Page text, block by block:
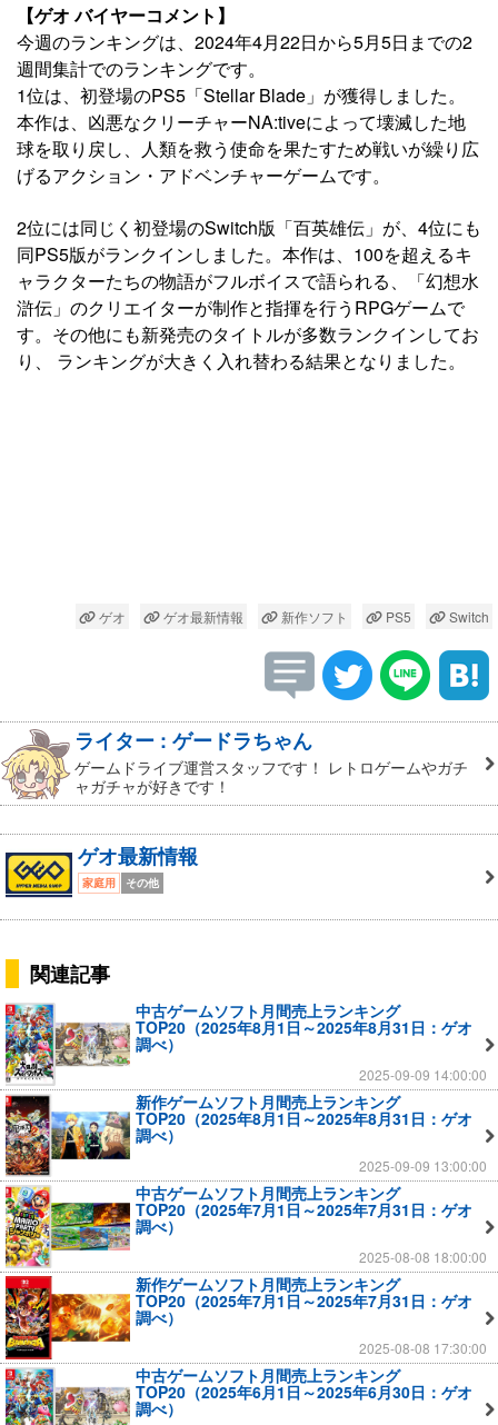
【ゲオ バイヤーコメント】
今週のランキングは、2024年4月22日から5月5日までの2
週間集計でのランキングです。
1位は、初登場のPS5「Stellar Blade」が獲得しました。
本作は、凶悪なクリーチャーNA:tiveによって壊滅した地
球を取り戻し、人類を救う使命を果たすため戦いが繰り広
げるアクション・アドベンチャーゲームです。
2位には同じく初登場のSwitch版「百英雄伝」が、4位にも
同PS5版がランクインしました。本作は、100を超えるキ
ャラクターたちの物語がフルボイスで語られる、「幻想水
滸伝」のクリエイターが制作と指揮を行うRPGゲームで
す。その他にも新発売のタイトルが多数ランクインしてお
り、 ランキングが大きく入れ替わる結果となりました。
ゲオ ゲオ最新情報 新作ソフト PS5 Switch
ライター : ゲードラちゃん
ゲームドライブ運営スタッフです！ レトロゲームやガチ
ャガチャが好きです！
ゲオ最新情報
家庭用 その他
関連記事
中古ゲームソフト月間売上ランキング
TOP20（2025年8月1日～2025年8月31日：ゲオ
調べ）
2025-09-09 14:00:00
新作ゲームソフト月間売上ランキング
TOP20（2025年8月1日～2025年8月31日：ゲオ
調べ）
2025-09-09 13:00:00
中古ゲームソフト月間売上ランキング
TOP20（2025年7月1日～2025年7月31日：ゲオ
調べ）
2025-08-08 18:00:00
新作ゲームソフト月間売上ランキング
TOP20（2025年7月1日～2025年7月31日：ゲオ
調べ）
2025-08-08 17:30:00
中古ゲームソフト月間売上ランキング
TOP20（2025年6月1日～2025年6月30日：ゲオ
調べ）